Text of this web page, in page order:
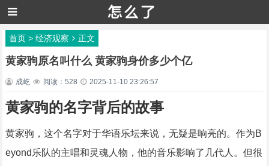
首页> 经济观察 正文
黄家驹原名叫什么 黄家驹身价多少个亿
成屹 阅读：528 2025-11-10 23:26:57
黄家驹的名字背后的故事
黄家驹，这个名字对于华语乐坛来说，无疑是响亮的。作为B
eyond乐队的主唱和灵魂人物，他的音乐影响了几代人。但很